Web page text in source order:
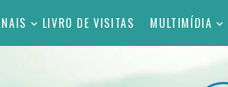
LIVRO DE VISITAS MULTIMÍDIA